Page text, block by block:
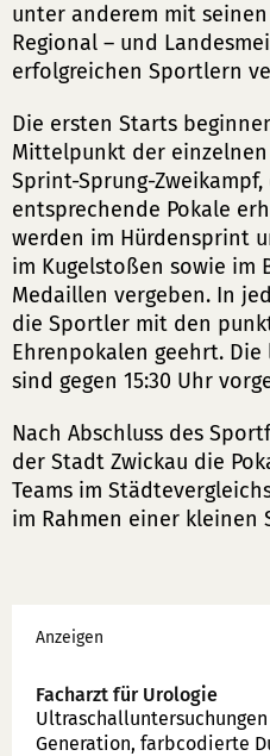
unter anderem mit
Regional – und
erfolgreichen Sportlern
Die ersten Starts
Mittelpunkt der
Sprint-Sprung-
entsprechende Pokale
werden im Hürdensprint
im Kugelstoßen sowie im
Medaillen vergeben. In
die Sportler mit den
Ehrenpokalen geehrt.
sind gegen 15:30 Uhr
Nach Abschluss des
der Stadt Zwickau die
Teams im
im Rahmen einer
Werbung
Anzeigen
Facharzt für Urologie
Generation, farbcodierte